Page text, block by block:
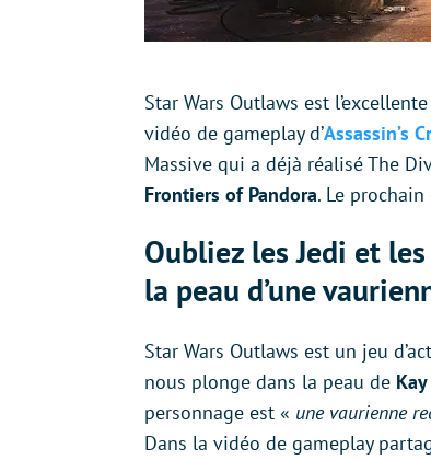
Star Wars Outlaws est
vidéo de gameplay d’Assassin’s
Massive qui a déjà réalisé The
Frontiers of Pandora. Le
Oubliez les Jedi et
la peau d’une
Star Wars Outlaws est un jeu
nous plonge dans la peau de
personnage est « une vaurienne
Dans la vidéo de gameplay